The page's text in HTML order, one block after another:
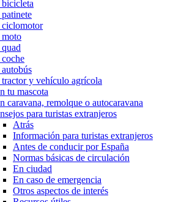
ciclomotor
y vehículo agrícola
tu mascota
caravana, remolque o autocaravana
para turistas extranjeros
Atrás
Información para turistas extranjeros
Antes de conducir por España
Normas básicas de circulación
En ciudad
En caso de emergencia
Otros aspectos de interés